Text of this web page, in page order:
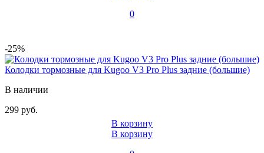
0
-25%
Колодки тормозные для Kugoo V3 Pro Plus задние (большие)
В наличии
299 руб.
В корзину
В корзину